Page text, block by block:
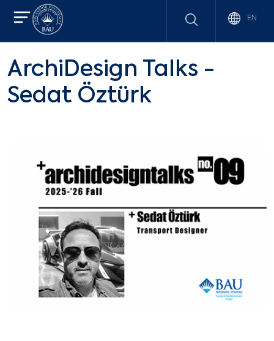
EN
ArchiDesign Talks -
Sedat Öztürk